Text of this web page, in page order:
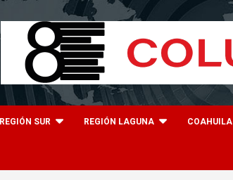
REGIÓN SUR REGIÓN LAGUNA COAHUILA